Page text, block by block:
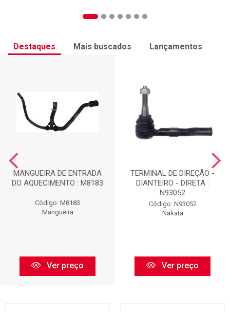
Destaques Mais buscados Lançamentos
MANGUEIRA DE ENTRADA
DO AQUECIMENTO : M8183
Código: M8183
Mangueira
Ver preço
TERMINAL DE DIREÇÃO -
DIANTEIRO - DIRETA :
N93052
Código: N93052
Nakata
Ver preço